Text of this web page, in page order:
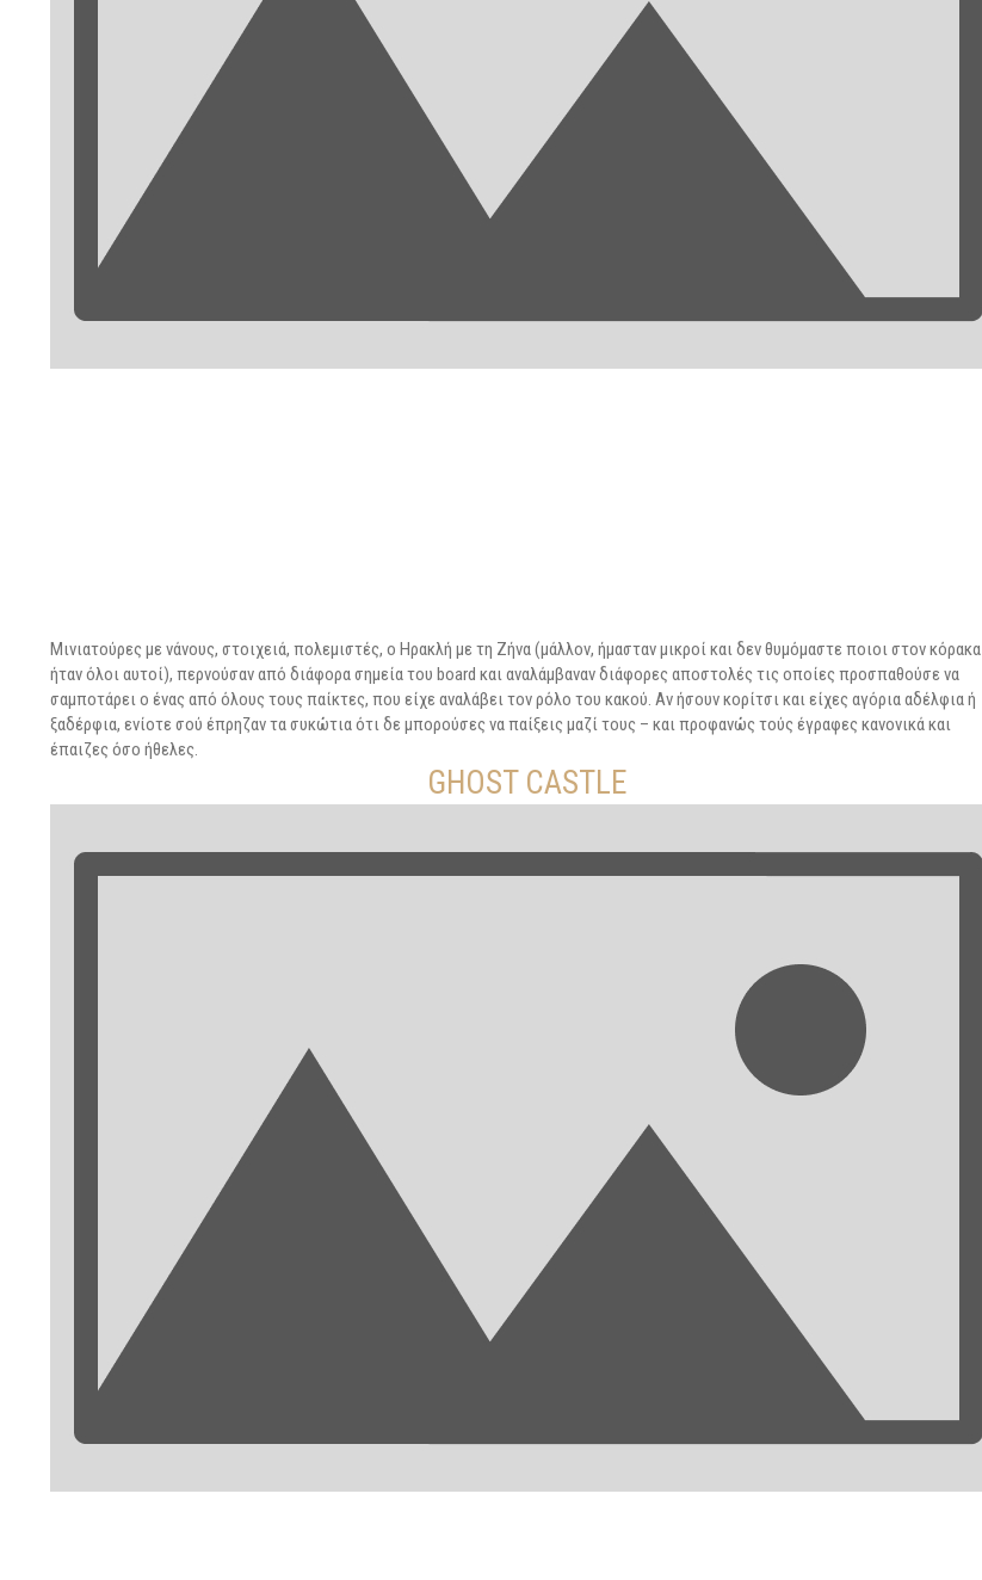
Μινιατούρες με νάνους, στοιχειά, πολεμιστές, o Ηρακλή με τη Ζήνα (μάλλον, ήμασταν μικροί και δεν θυμόμαστε ποιοι στον κόρακα
ήταν όλοι αυτοί), περνούσαν από διάφορα σημεία του board και αναλάμβαναν διάφορες αποστολές τις οποίες προσπαθούσε να
σαμποτάρει ο ένας από όλους τους παίκτες, που είχε αναλάβει τον ρόλο του κακού. Αν ήσουν κορίτσι και είχες αγόρια αδέλφια ή
ξαδέρφια, ενίοτε σού έπρηζαν τα συκώτια ότι δε μπορούσες να παίξεις μαζί τους – και προφανώς τούς έγραφες κανονικά και
έπαιζες όσο ήθελες.
GHOST CASTLE